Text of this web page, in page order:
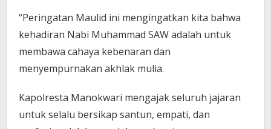
“Peringatan Maulid ini mengingatkan kita bahwa
kehadiran Nabi Muhammad SAW adalah untuk
membawa cahaya kebenaran dan
menyempurnakan akhlak mulia.
Kapolresta Manokwari mengajak seluruh jajaran
untuk selalu bersikap santun, empati, dan